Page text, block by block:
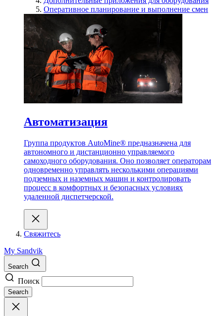
Оперативное планирование и выполнение смен
Автоматизация
Группа продуктов AutoMine® предназначена для
автономного и дистанционно управляемого
самоходного оборудования. Оно позволяет операторам
одновременно управлять несколькими операциями
подземных и наземных машин и контролировать
процесс в комфортных и безопасных условиях
удаленной диспетчерской.
Свяжитесь
My Sandvik
Search
Поиск
Search